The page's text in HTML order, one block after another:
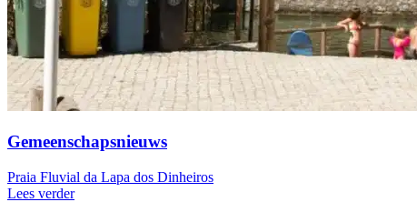
Gemeenschapsnieuws
Praia Fluvial da Lapa dos Dinheiros
Lees verder